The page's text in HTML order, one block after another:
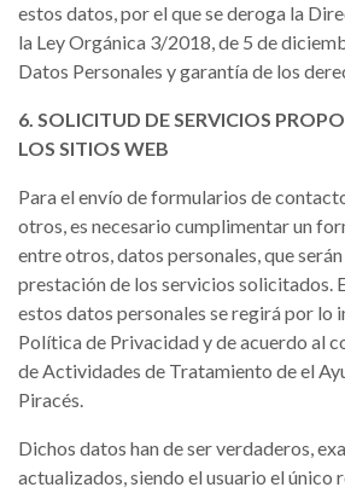
estos datos, por el que se deroga la
la Ley Orgánica 3/2018, de 5 de
Datos Personales y garantía de los
6. SOLICITUD DE SERVICIOS
LOS SITIOS WEB
Para el envío de formularios de
otros, es necesario cumplimentar un
entre otros, datos personales, que
prestación de los servicios solicitados.
estos datos personales se regirá por lo
Política de Privacidad y de acuerdo al
de Actividades de Tratamiento de el
Piracés.
Dichos datos han de ser verdaderos,
actualizados, siendo el usuario el único